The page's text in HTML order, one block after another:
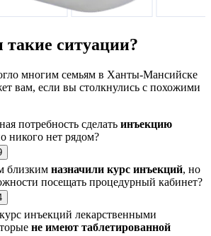
ситуации?
многим семьям в Ханты-Мансийске
вам, если вы столкнулись с похожими
потребность сделать инъекцию
никого нет рядом?
близким назначили курс инъекций, но
посещать процедурный кабинет?
инъекций лекарственными
не имеют таблетированной